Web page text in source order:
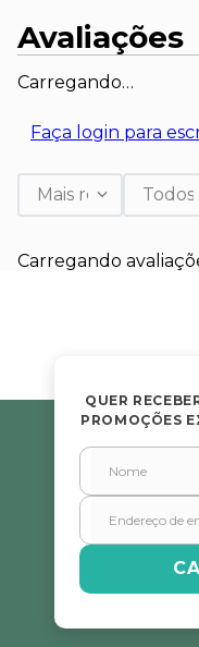
Avaliações
Carregando…
Faça login para
Mais recentesTodos
Carregando
QUER
PROMOÇÕES